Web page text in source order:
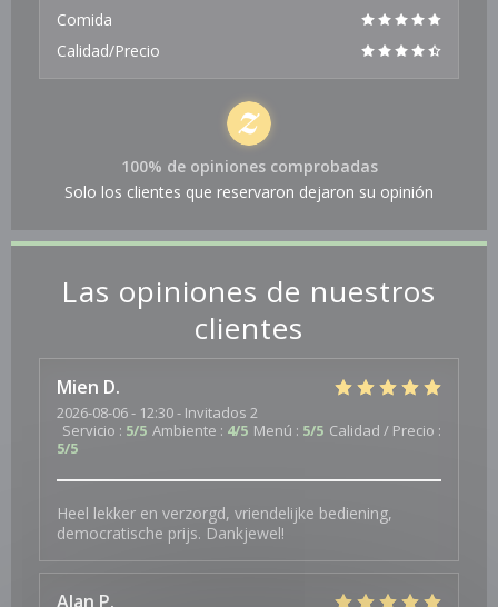
Las opiniones de nuestros
clientes
Mien D
2026-08-06- 12:30 - Invitados 2
Servicio : 5/5 Ambiente : 4/5 Menú : 5/5 Calidad / Precio :
5/5
Heel lekker en verzorgd, vriendelijke bediening,
democratische prijs. Dankjewel!
Alan P
Comida
Calidad/Precio
100% de opiniones comprobadas
Solo los clientes que reservaron dejaron su opinión